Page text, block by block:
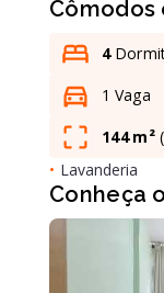
4
1 Vaga
144 m² (
• Lavanderia
Conheça